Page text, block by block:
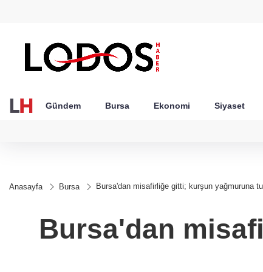
Gündem Bursa Ekonomi Siyaset
Anasayfa Bursa Bursa'dan misafirliğe gitti; kurşun yağmuruna
Bursa'dan